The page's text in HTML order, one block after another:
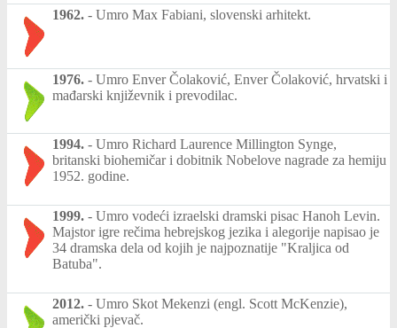
1962. - Umro Max Fabiani, slovenski arhitekt.
1976. - Umro Enver Čolaković, Enver Čolaković, hrvatski i
mađarski književnik i prevodilac.
1994. - Umro Richard Laurence Millington Synge,
britanski biohemičar i dobitnik Nobelove nagrade za hemiju
1952. godine.
1999. - Umro vodeći izraelski dramski pisac Hanoh Levin.
Majstor igre rečima hebrejskog jezika i alegorije napisao je
34 dramska dela od kojih je najpoznatije "Kraljica od
Batuba".
2012. - Umro Skot Mekenzi (engl. Scott McKenzie),
američki pjevač.